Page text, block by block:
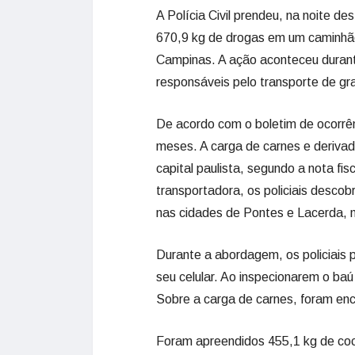
A Polícia Civil prendeu, na noite
670,9 kg de drogas em um
Campinas. A ação aconteceu
responsáveis pelo transporte de
De acordo com o boletim de
meses. A carga de carnes e
capital paulista, segundo a nota
transportadora, os policiais
nas cidades de Pontes e Lacerda,
Durante a abordagem, os
seu celular. Ao inspecionarem o
Sobre a carga de carnes, foram
Foram apreendidos 455,1 kg de